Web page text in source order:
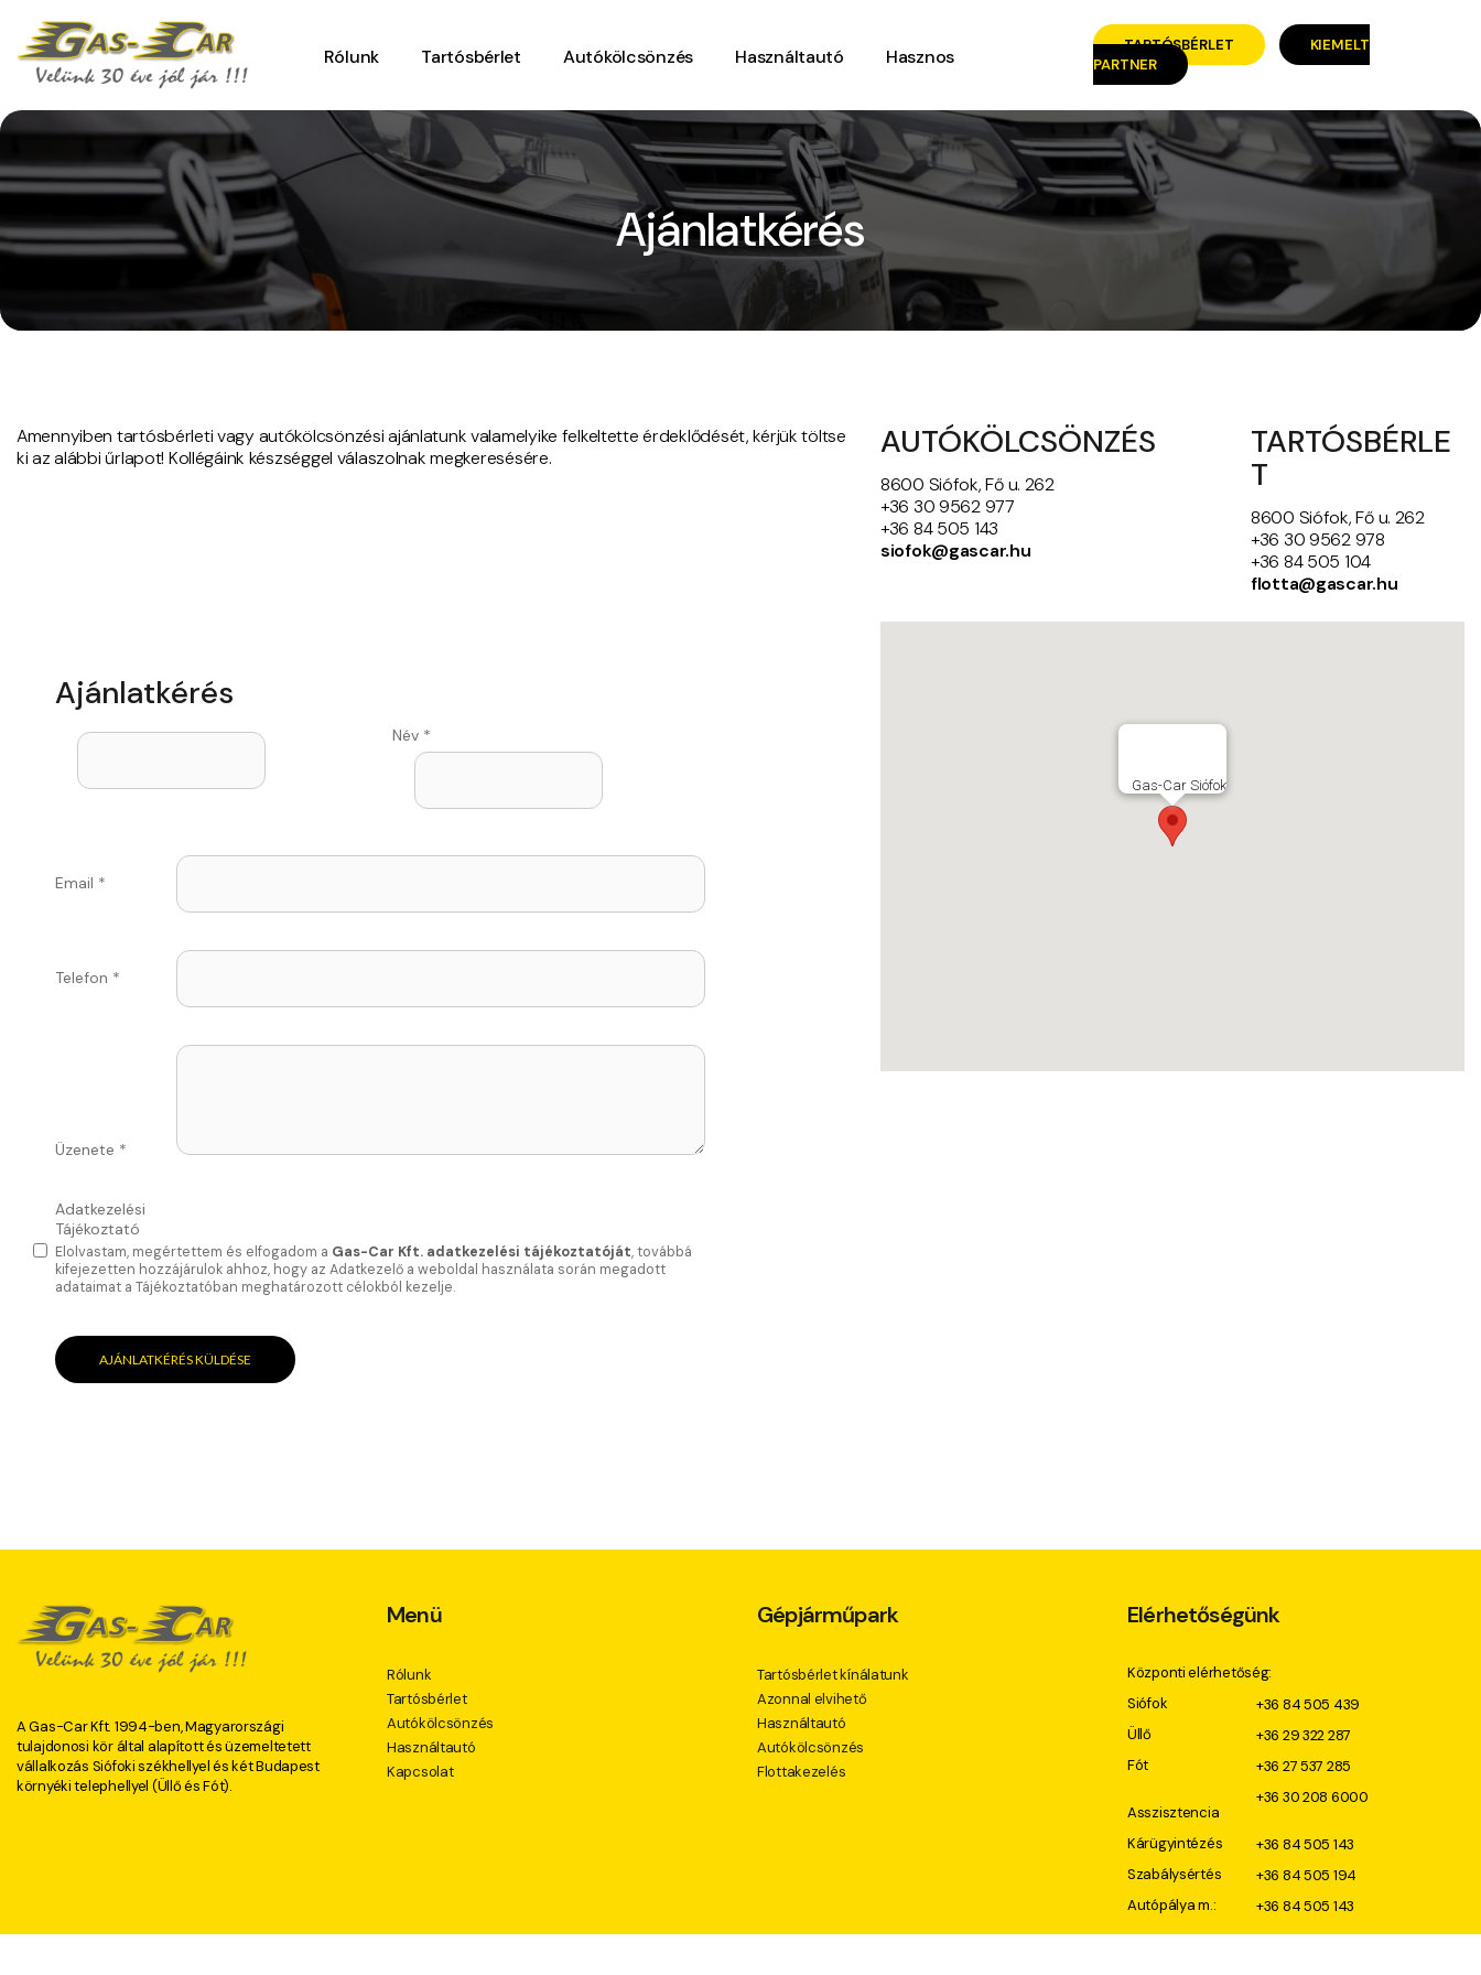
Rólunk Tartósbérlet Autókölcsönzés Használtautó Hasznos
Kapcsolat
TARTÓSBÉRLET
KIEMELT
PARTNER
Ajánlatkérés
Amennyiben tartósbérleti vagy autókölcsönzési ajánlatunk valamelyike felkeltette érdeklődését, kérjük töltse
ki az alábbi űrlapot! Kollégáink készséggel válaszolnak megkeresésére.
AUTÓKÖLCSÖNZÉS
8600 Siófok, Fő u. 262
+36 30 9562 977
+36 84 505 143
siofok@gascar.hu
TARTÓSBÉRLE
T
8600 Siófok, Fő u. 262
+36 30 9562 978
+36 84 505 104
flotta@gascar.hu
Ajánlatkérés
Név *
Email *
Telefon *
Üzenete *
Adatkezelési
Tájékoztató
Elolvastam, megértettem és elfogadom a Gas-Car Kft. adatkezelési tájékoztatóját, továbbá
kifejezetten hozzájárulok ahhoz, hogy az Adatkezelő a weboldal használata során megadott
adataimat a Tájékoztatóban meghatározott célokból kezelje.
AJÁNLATKÉRÉS KÜLDÉSE
Gas-Car Siófok
A Gas-Car Kft. 1994-ben, Magyarországi
tulajdonosi kör által alapított és üzemeltetett
vállalkozás Siófoki székhellyel és két Budapest
környéki telephellyel (Üllő és Fót).
Menü
Rólunk
Tartósbérlet
Autókölcsönzés
Használtautó
Kapcsolat
Gépjárműpark
Tartósbérlet kínálatunk
Azonnal elvihető
Használtautó
Autókölcsönzés
Flottakezelés
Elérhetőségünk
Központi elérhetőség:
Siófok
+36 84 505 439
Üllő
+36 29 322 287
Fót
+36 27 537 285
Asszisztencia
+36 30 208 6000
Kárügyintézés
+36 84 505 143
Szabálysértés
+36 84 505 194
Autópálya m.:
+36 84 505 143